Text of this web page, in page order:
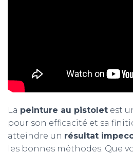
La peinture au pistolet est
pour son efficacité et sa
atteindre un résultat
les bonnes méthodes. Que